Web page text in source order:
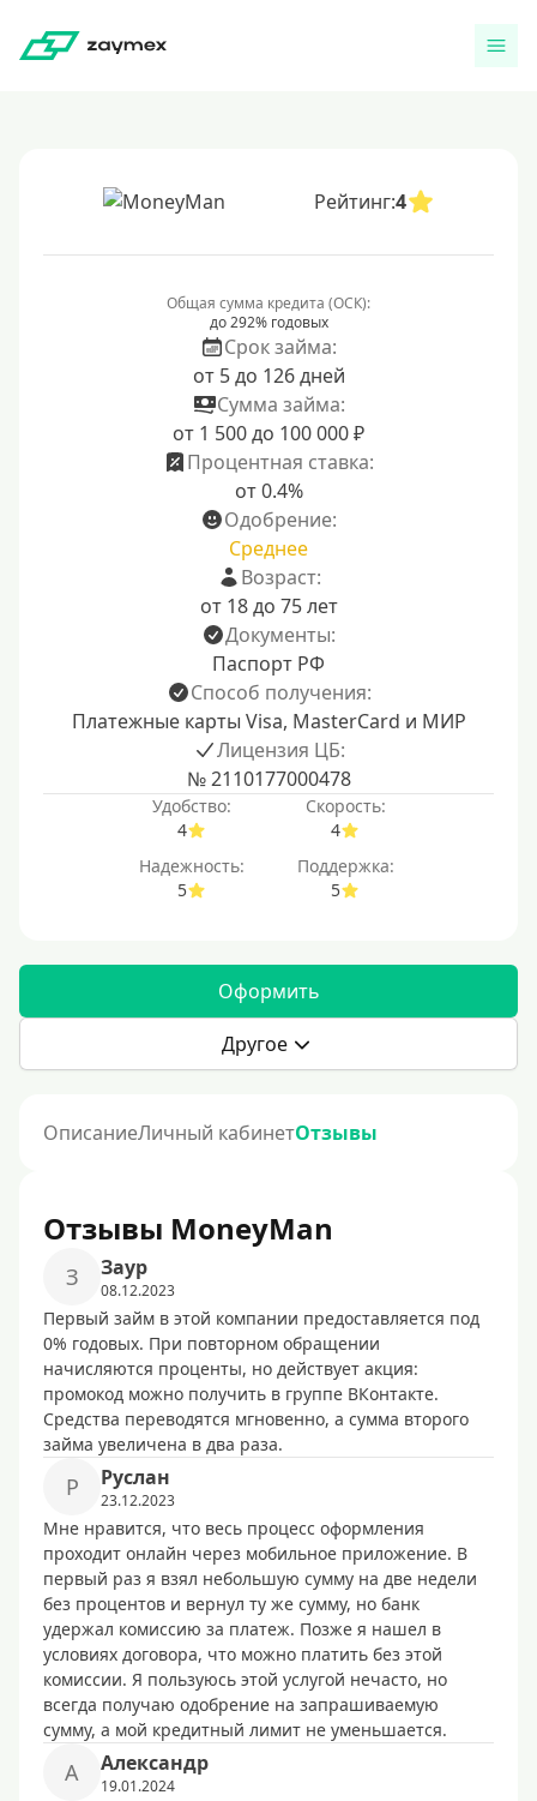
Рейтинг:4
Общая сумма кредита (ОСК):
до 292% годовых
Срок займа:
от 5 до 126 дней
Сумма займа:
от 1 500 до 100 000 ₽
Процентная ставка:
от 0.4%
Одобрение:
Среднее
Возраст:
от 18 до 75 лет
Документы:
Паспорт РФ
Способ получения:
Платежные карты Visa, MasterCard и МИР
Лицензия ЦБ:
№ 2110177000478
Удобство:
4
Скорость:
4
Надежность:
5
Поддержка:
5
Оформить
Другое
ОписаниеЛичный кабинетОтзывы
Отзывы MoneyMan
З Заур
08.12.2023
Первый займ в этой компании предоставляется под
0% годовых. При повторном обращении
начисляются проценты, но действует акция:
промокод можно получить в группе ВКонтакте.
Средства переводятся мгновенно, а сумма второго
займа увеличена в два раза.
Р Руслан
23.12.2023
Мне нравится, что весь процесс оформления
проходит онлайн через мобильное приложение. В
первый раз я взял небольшую сумму на две недели
без процентов и вернул ту же сумму, но банк
удержал комиссию за платеж. Позже я нашел в
условиях договора, что можно платить без этой
комиссии. Я пользуюсь этой услугой нечасто, но
всегда получаю одобрение на запрашиваемую
сумму, а мой кредитный лимит не уменьшается.
А Александр
19.01.2024